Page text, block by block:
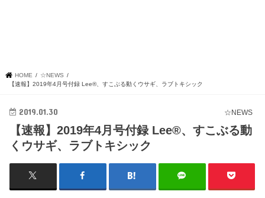
HOME
☆NEWS
【速報】2019年4月号付録 Lee®、すこぶる動くウサギ、ラブトキシック
☆NEWS
2019.01.30
【速報】2019年4月号付録 Lee®、すこぶる動
くウサギ、ラブトキシック